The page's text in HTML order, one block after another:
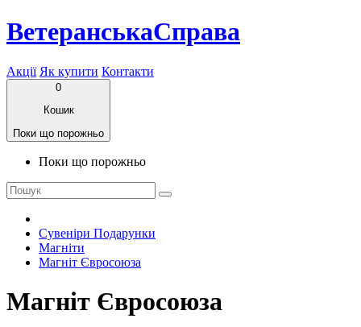
ВетеранськаСправа
Акції Як купити Контакти
0
Кошик
Поки що порожньо
Поки що порожньо
Сувеніри Подарунки
Магніти
Магніт Євросоюза
Магніт Євросоюза